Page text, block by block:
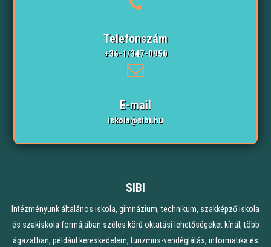
Telefonszám
+36-1/347-0950
E-mail
iskola@sibi.hu
SIBI
Intézményünk általános iskola, gimnázium, technikum, szakképző iskola
és szakiskola formájában széles körű oktatási lehetőségeket kínál, több
ágazatban, például kereskedelem, turizmus-vendéglátás, informatika és